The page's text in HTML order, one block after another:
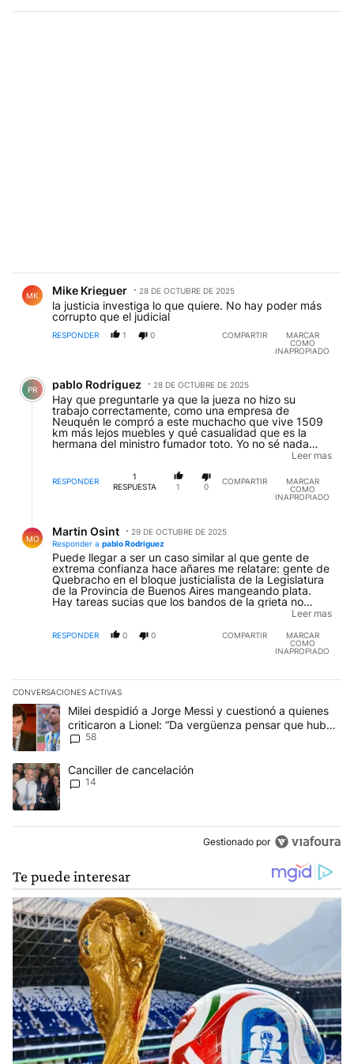
MK Mike Krieguer 28 DE OCTUBRE DE 2025
la justicia investiga lo que quiere. No hay poder más
corrupto que el judicial
RESPONDER 1 0 COMPARTIR
MARCAR
COMO
INAPROPIADO
PR pablo Rodriguez 28 DE OCTUBRE DE 2025
Hay que preguntarle ya que la jueza no hizo su
trabajo correctamente, como una empresa de
Neuquén le compró a este muchacho que vive 1509
km más lejos muebles y qué casualidad que es la
hermana del ministro fumador toto. Yo no sé nada
pero como encubren a los autores intelectuales laLeer mas
RESPONDER
1
RESPUESTA
1 0
COMPARTIR
MARCAR
COMO
INAPROPIADO
MO
Martin Osint
29 DE OCTUBRE DE 2025
Responder a pablo Rodriguez
Puede llegar a ser un caso similar al que gente de
extrema confianza hace añares me relatare: gente de
Quebracho en el bloque justicialista de la Legislatura
de la Provincia de Buenos Aires mangeando plata.
Hay tareas sucias que los bandos de la grieta no
pueden hacer directamente, entonces sub- contratan.
condonas a otros. De estos flacos puede decir que
son sacados e intimidaban ergo la Justicia verá que
calificación les da, eso sí este no se enriqueció, fue
una fuente confiable: mirá la entrevista que hace unos
años le hizo la revista Anfibia de la Universidad
Nacional de San Martín.
Leer mas
RESPONDER 0 0 COMPARTIR
MARCAR
COMO
INAPROPIADO
CONVERSACIONES ACTIVAS
Este listado muestra los artículos con más comentarios en los
Un artículo de tendencia con el título "Milei despidió a Jorge
Milei despidió a Jorge Messi y cuestionó a quienes
criticaron a Lionel: “Da vergüenza pensar que hubo
anti-Messi”
58
Un artículo de tendencia con el título "Canciller de cancelación"
Canciller de cancelación
14
Gestionado por